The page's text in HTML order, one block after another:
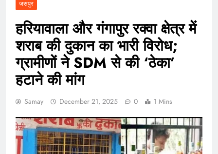
जसपुर
हरियावाला और गंगापुर रक्वा क्षेत्र में
शराब की दुकान का भारी विरोध;
ग्रामीणों ने SDM से की ‘ठेका’
हटाने की मांग
Samay December 21, 2025 0 1 Mins